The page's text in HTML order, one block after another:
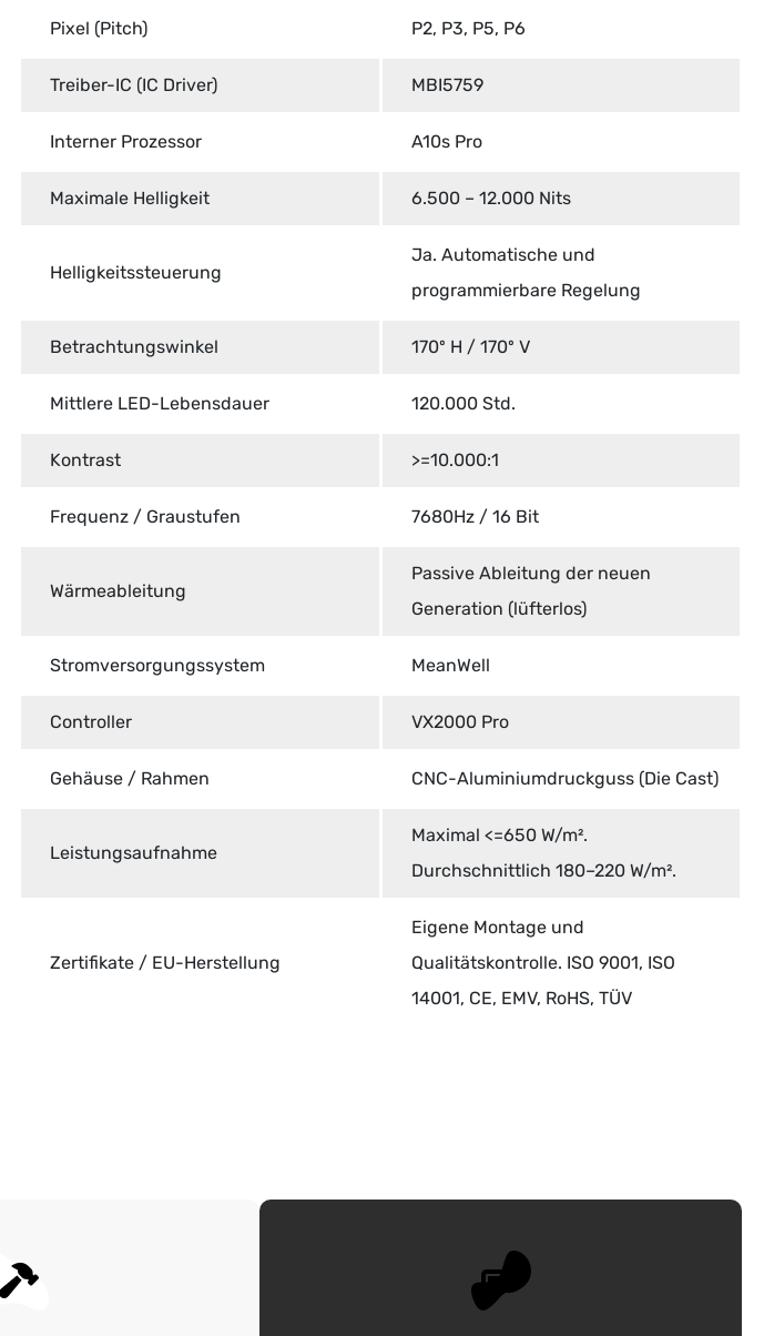
Pixel (Pitch) P2, P3, P5, P6
Treiber-IC (IC Driver) MBI5759
Interner Prozessor A10s Pro
Maximale Helligkeit 6.500 – 12.000 Nits
Helligkeitssteuerung
Ja. Automatische und
programmierbare Regelung
Betrachtungswinkel 170º H / 170º V
Mittlere LED-Lebensdauer 120.000 Std.
Kontrast >=10.000:1
Frequenz / Graustufen 7680Hz / 16 Bit
Wärmeableitung
Passive Ableitung der neuen
Generation (lüfterlos)
Stromversorgungssystem MeanWell
Controller VX2000 Pro
Gehäuse / Rahmen CNC-Aluminiumdruckguss (Die Cast)
Leistungsaufnahme
Maximal <=650 W/m².
Durchschnittlich 180–220 W/m².
Zertifikate / EU-Herstellung
Eigene Montage und
Qualitätskontrolle. ISO 9001, ISO
14001, CE, EMV, RoHS, TÜV